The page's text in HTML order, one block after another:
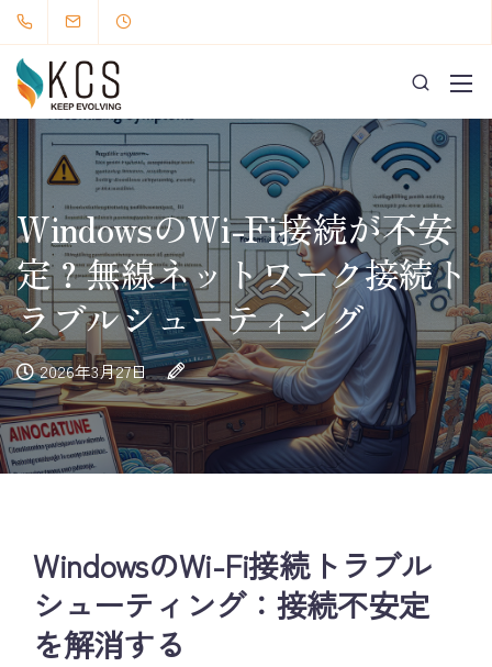
WindowsのWi-Fi接続が不安
定？無線ネットワーク接続ト
ラブルシューティング
2026年3月27日
WindowsのWi-Fi接続トラブル
シューティング：接続不安定
を解消する